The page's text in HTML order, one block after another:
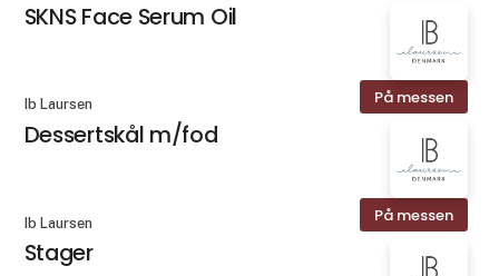
SKNS Face Serum Oil
På messen
Ib Laursen
Dessertskål m/fod
På messen
Ib Laursen
Stager